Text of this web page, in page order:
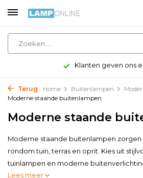
Klanten geven ons
Terug Home Buitenlampen
Moderne staande buitenlampen
Moderne staande
Moderne staande buitenlampen
rondom tuin, terras en oprit. Kies uit
tuinlampen en moderne
Lees meer